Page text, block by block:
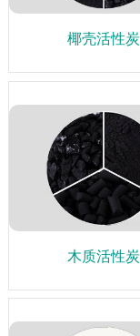
椰壳活性炭
木质活性炭